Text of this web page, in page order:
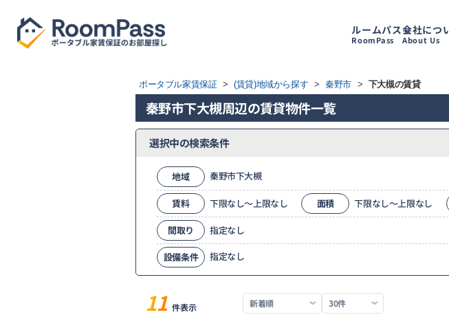
ルームパス
RoomPass
会社につ
About Us
ポータブル家賃保証 > (賃貸)地域から探す > 秦野市 > 下大槻の賃貸
秦野市下大槻周辺の賃貸物件一覧
選択中の検索条件
地域 秦野市下大槻
賃料 下限なし～上限なし 面積 下限なし～上限なし
間取り 指定なし
設備条件 指定なし
11 件表示